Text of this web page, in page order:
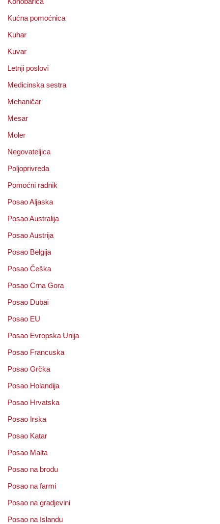
Kućna pomoćnica
Kuhar
Kuvar
Letnji poslovi
Medicinska sestra
Mehaničar
Mesar
Moler
Negovateljica
Poljoprivreda
Pomoćni radnik
Posao Aljaska
Posao Australija
Posao Austrija
Posao Belgija
Posao Češka
Posao Crna Gora
Posao Dubai
Posao EU
Posao Evropska Unija
Posao Francuska
Posao Grčka
Posao Holandija
Posao Hrvatska
Posao Irska
Posao Katar
Posao Malta
Posao na brodu
Posao na farmi
Posao na gradjevini
Posao na Islandu